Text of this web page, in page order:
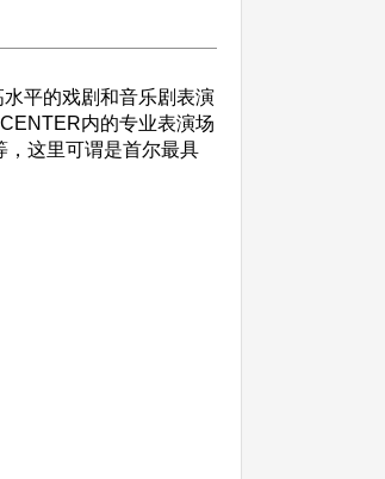
平的戏剧和音乐剧表演
内的专业表演场
，这里可谓是首尔最具